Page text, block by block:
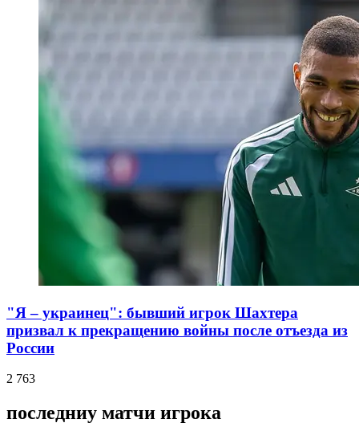
"Я – украинец": бывший игрок Шахтера
призвал к прекращению войны после отъезда из
России
2 763
последниу матчи игрока